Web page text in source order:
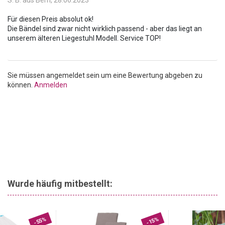
mit dieser Liegen-Auflage Ihre nächste Sonnenbad-Session zu
einem unvergesslichen Erlebnis und geniessen Sie den Komfort,
den Sie verdienen.
Für diesen Preis absolut ok!
Die Bändel sind zwar nicht wirklich passend - aber das liegt an
Sie müssen angemeldet sein um eine Bewertung abgeben zu
können. Anmelden
Wurde häufig mitbestellt:
-55% -15%